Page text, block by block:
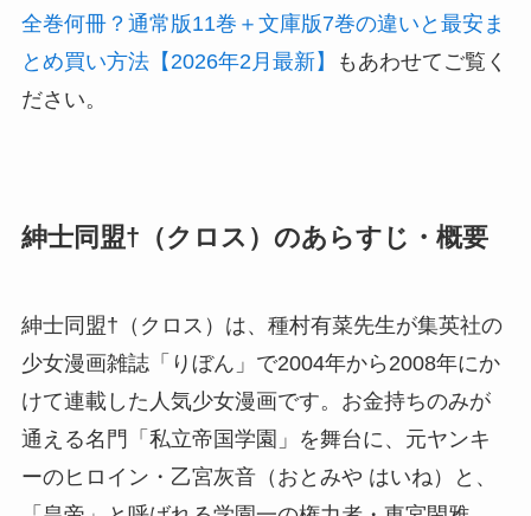
全巻何冊？通常版11巻＋文庫版7巻の違いと最安ま
とめ買い方法【2026年2月最新】
もあわせてご覧く
ださい。
紳士同盟†（クロス）のあらすじ・概要
紳士同盟†（クロス）は、種村有菜先生が集英社の
少女漫画雑誌「りぼん」で2004年から2008年にか
けて連載した人気少女漫画です。お金持ちのみが
通える名門「私立帝国学園」を舞台に、元ヤンキ
ーのヒロイン・乙宮灰音（おとみや はいね）と、